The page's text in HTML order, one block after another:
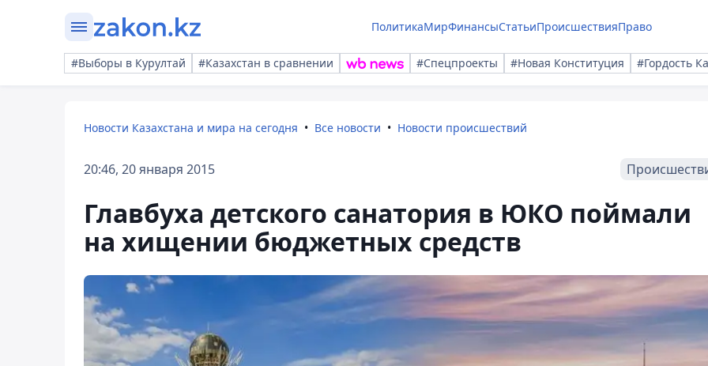
ПолитикаМирФинансыСтатьиПроисшествияПраво
#Выборы в Курултай #Казахстан в сравнении #Спецпроекты #Новая Конституция #Гордость
Новости Казахстана и мира на сегодня Все новости Новости происшествий
20:46, 20 января 2015
Главбуха детского санатория в ЮКО поймали
на хищении бюджетных средств